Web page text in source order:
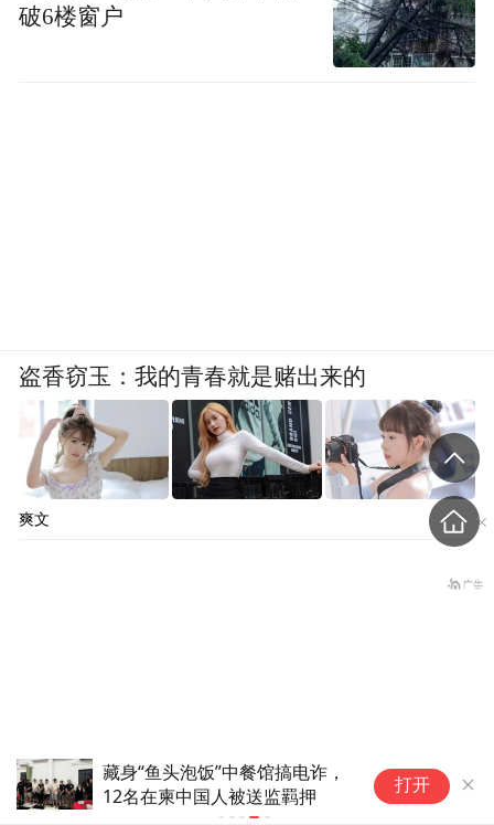
藏身“鱼头泡饭”中餐馆搞电诈，
12名在柬中国人被送监羁押
打开
破6楼窗户
盗香窃玉：我的青春就是赌出来的
爽文